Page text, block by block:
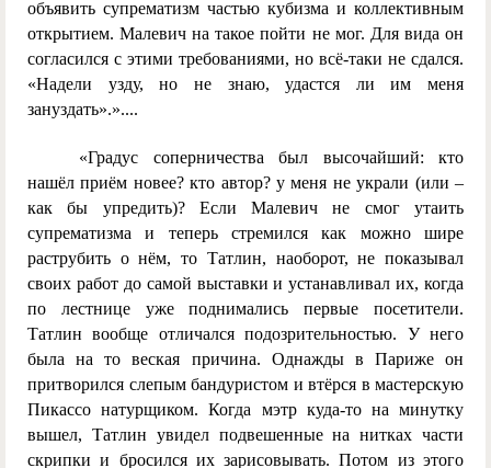
объявить супрематизм частью кубизма и коллективным
открытием. Малевич на такое пойти не мог. Для вида он
согласился с этими требованиями, но всё-таки не сдался.
«Надели узду, но не знаю, удастся ли им меня
зануздать».»....
«Градус соперничества был высочайший: кто
нашёл приём новее? кто автор? у меня не украли (или –
как бы упредить)? Если Малевич не смог утаить
супрематизма и теперь стремился как можно шире
раструбить о нём, то Татлин, наоборот, не показывал
своих работ до самой выставки и устанавливал их, когда
по лестнице уже поднимались первые посетители.
Татлин вообще отличался подозрительностью. У него
была на то веская причина. Однажды в Париже он
притворился слепым бандуристом и втёрся в мастерскую
Пикассо натурщиком. Когда мэтр куда-то на минутку
вышел, Татлин увидел подвешенные на нитках части
скрипки и бросился их зарисовывать. Потом из этого